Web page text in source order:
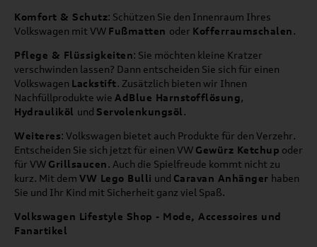
Komfort & Schutz: Schützen Sie den Innenraum Ihres
Volkswagen mit VW Fußmatten oder Kofferraumschalen.
Pflege & Flüssigkeiten: Sie möchten kleine Kratzer
verschwinden lassen? Dann entscheiden Sie sich für einen
Volkswagen Lackstift. Zusätzlich bieten wir Ihnen
Nachfüllprodukte wie AdBlue Harnstofflösung,
Hydrauliköl und Servolenkungsöl.
Weiteres: Volkswagen bietet auch Produkte für den Verzehr.
Entscheiden Sie sich jetzt für einen VW Gewürz Ketchup oder
für VW Grillsaucen. Auch die Spielfreude kommt nicht zu
kurz. Mit dem VW Lego Bulli und Caravan Anhänger haben
Sie und Ihr Kind mit Sicherheit ganz viel Spaß.
Volkswagen Lifestyle Shop - Mode, Accessoires und
Fanartikel